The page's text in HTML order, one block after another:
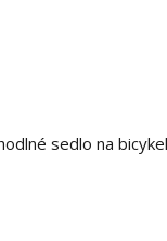
sedlo na